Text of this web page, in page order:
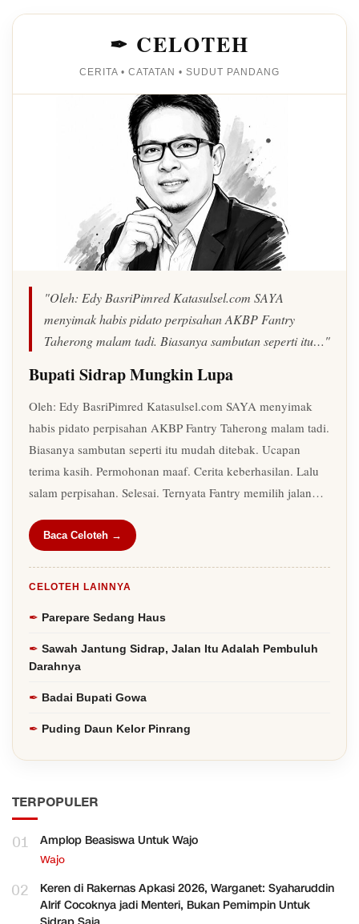
✒ CELOTEH
CERITA • CATATAN • SUDUT PANDANG
"Oleh: Edy BasriPimred Katasulsel.com SAYA
menyimak habis pidato perpisahan AKBP Fantry
Taherong malam tadi. Biasanya sambutan seperti itu…"
Bupati Sidrap Mungkin Lupa
Oleh: Edy BasriPimred Katasulsel.com SAYA menyimak
habis pidato perpisahan AKBP Fantry Taherong malam tadi.
Biasanya sambutan seperti itu mudah ditebak. Ucapan
terima kasih. Permohonan maaf. Cerita keberhasilan. Lalu
salam perpisahan. Selesai. Ternyata Fantry memilih jalan…
Baca Celoteh →
CELOTEH LAINNYA
Parepare Sedang Haus
Sawah Jantung Sidrap, Jalan Itu Adalah Pembuluh
Darahnya
Badai Bupati Gowa
Puding Daun Kelor Pinrang
TERPOPULER
01 Amplop Beasiswa Untuk Wajo
Wajo
02
Keren di Rakernas Apkasi 2026, Warganet: Syaharuddin
Alrif Cocoknya jadi Menteri, Bukan Pemimpin Untuk